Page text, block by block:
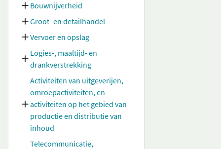
Bouwnijverheid
Groot- en detailhandel
Vervoer en opslag
Logies-, maaltijd- en
drankverstrekking
Activiteiten van uitgeverijen,
omroepactiviteiten, en
activiteiten op het gebied van
productie en distributie van
inhoud
Telecommunicatie,